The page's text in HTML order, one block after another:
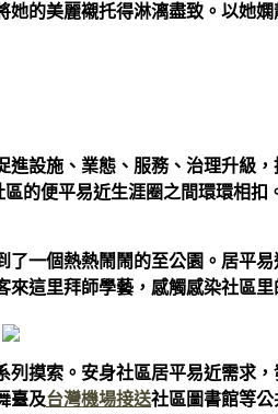
的美麗襯托得淋漓盡致。以她
設施、業態、服務、治理升級
的便平易近生涯圈之間環環相扣
一個熱熱鬧鬧的至公園。居平
這里拜師學藝，感觸感染社區里
摸索。安身社區居平易近需求
臺及台灣機場接送社區圖書館等